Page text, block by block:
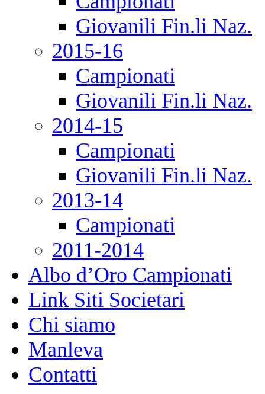
Giovanili Fin.li Naz.
2015-16
Campionati
Giovanili Fin.li Naz.
2014-15
Campionati
Giovanili Fin.li Naz.
2013-14
Campionati
2011-2014
Albo d’Oro Campionati
Link Siti Societari
Chi siamo
Manleva
Contatti